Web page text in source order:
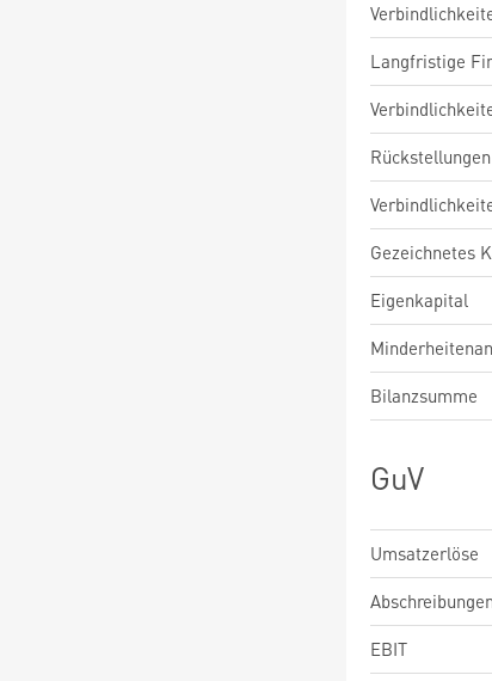
Langfristige
Rückstellungen
Gezeichnetes
Eigenkapital
Bilanzsumme
GuV
Umsatzerlöse
EBIT